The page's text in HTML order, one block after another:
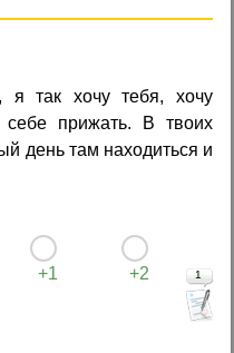
я так хочу тебя, хочу
себе прижать. В твоих
день там находиться и
+1 +2 1